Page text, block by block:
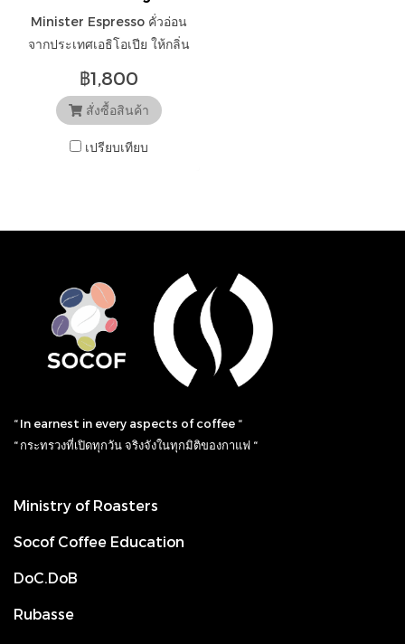
Minister Espresso คั่วอ่อน
จากประเทศเอธิโอเปีย ให้กลิ่น
ไม้กลุ่มซิตรัส เบอร์รี่หวาน
฿1,800
สั่งซื้อสินค้า
เปรียบเทียบ
“ In earnest in every aspects of coffee “
“ กระทรวงที่เปิดทุกวัน จริงจังในทุกมิติของกาแฟ “
Ministry of Roasters
Socof Coffee Education
DoC.DoB
Rubasse